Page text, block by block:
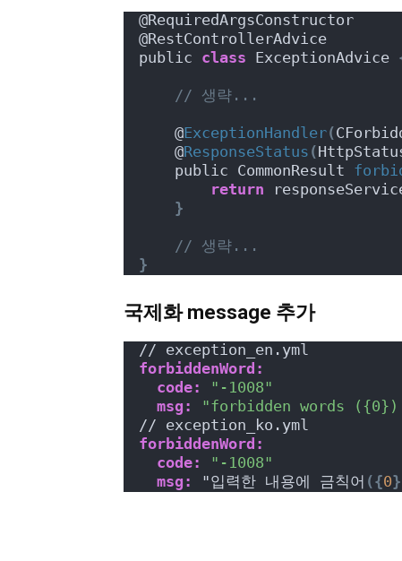
@RequiredArgsConstructor
@RestControllerAdvice
public class ExceptionAdvice
// 생략...
    @
ExceptionHandler(
    @
ResponseStatus (
    public CommonResult
return
}
// 생략...
}
국제화 message 추가
// exception_en.yml
forbiddenWord:
code:
"-1008"
msg:
"forbidden words
// exception_ko.yml
forbiddenWord:
code:
"-1008"
msg:
"입력한 내용에 금칙어 ({0}